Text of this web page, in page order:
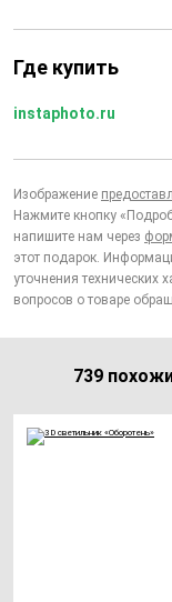
Где купить
instaphoto.ru
Изображение
Нажмите кнопку
напишите нам через
этот подарок.
уточнения технических
вопросов о товаре
739